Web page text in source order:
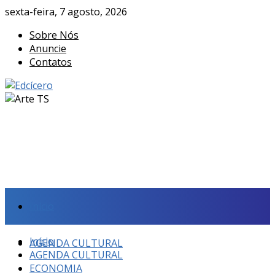
sexta-feira, 7 agosto, 2026
Sobre Nós
Anuncie
Contatos
AGENDA CULTURAL
Início
AGENDA CULTURAL
ECONOMIA